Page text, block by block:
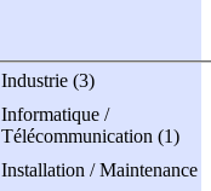
Industrie (3)
Informatique /
Télécommunication (1)
Installation / Maintenance